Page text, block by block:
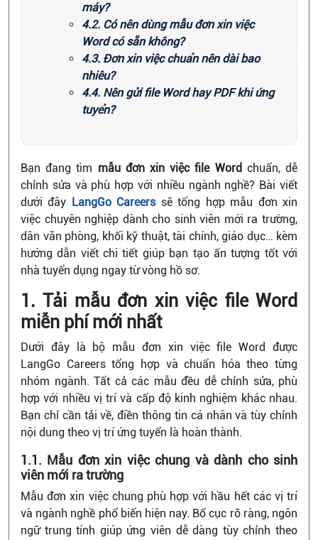
máy?
4.2. Có nên dùng mẫu đơn xin việc
Word có sẵn không?
4.3. Đơn xin việc chuẩn nên dài bao
nhiêu?
4.4. Nên gửi file Word hay PDF khi ứng
tuyển?
Bạn đang tìm mẫu đơn xin việc file Word chuẩn, dễ
chỉnh sửa và phù hợp với nhiều ngành nghề? Bài viết
dưới đây LangGo Careerssẽ tổng hợp mẫu đơn xin
việc chuyên nghiệp dành cho sinh viên mới ra trường,
dân văn phòng, khối kỹ thuật, tài chính, giáo dục… kèm
hướng dẫn viết chi tiết giúp bạn tạo ấn tượng tốt với
nhà tuyển dụng ngay từ vòng hồ sơ.
1. Tải mẫu đơn xin việc file Word
miễn phí mới nhất
Dưới đây là bộ mẫu đơn xin việc file Word được
LangGo Careers tổng hợp và chuẩn hóa theo từng
nhóm ngành. Tất cả các mẫu đều dễ chỉnh sửa, phù
hợp với nhiều vị trí và cấp độ kinh nghiệm khác nhau.
Bạn chỉ cần tải về, điền thông tin cá nhân và tùy chỉnh
nội dung theo vị trí ứng tuyển là hoàn thành.
1.1. Mẫu đơn xin việc chung và dành cho sinh
viên mới ra trường
Mẫu đơn xin việc chung phù hợp với hầu hết các vị trí
và ngành nghề phổ biến hiện nay. Bố cục rõ ràng, ngôn
ngữ trung tính giúp ứng viên dễ dàng tùy chỉnh theo